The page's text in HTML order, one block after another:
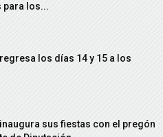
para los...
los días 14 y 15 a los
sus fiestas con el pregón